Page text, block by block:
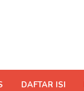
DAFTAR ISI